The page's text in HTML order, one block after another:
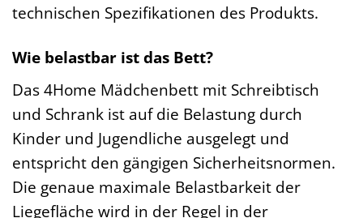
technischen Spezifikationen des Produkts.
Wie belastbar ist das Bett?
Das 4Home Mädchenbett mit Schreibtisch
und Schrank ist auf die Belastung durch
Kinder und Jugendliche ausgelegt und
entspricht den gängigen Sicherheitsnormen.
Die genaue maximale Belastbarkeit der
Liegefläche wird in der Regel in der